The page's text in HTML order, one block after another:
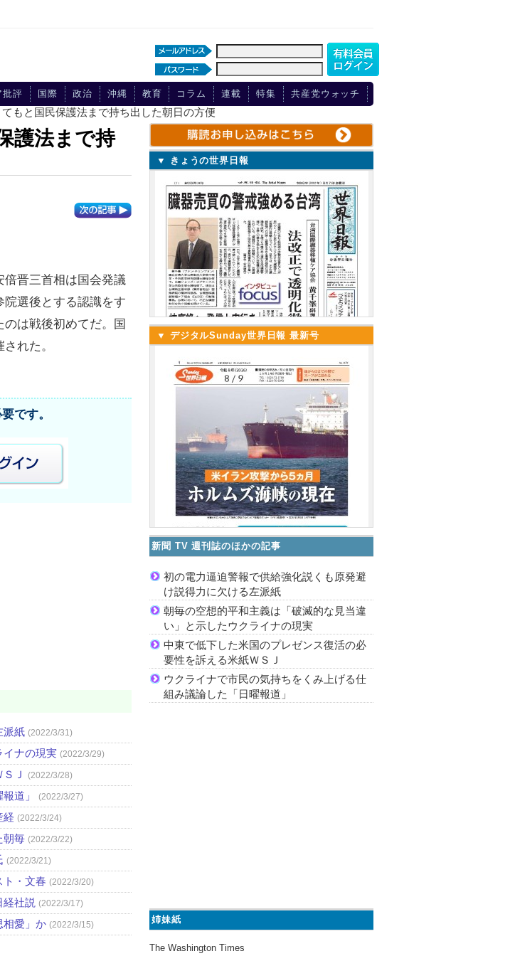
批評 国際 政治 沖縄 教育 コラム 連載 特集 共産党ウォッチ
もと国民保護法まで持ち出した朝日の方便
護法まで持
晋三首相は国会発議
院選後とする認識をす
は戦後初めてだ。国
れた。
です。
派紙 (2022/3/31)
ナの現実 (2022/3/29)
Ｊ (2022/3/28)
道」 (2022/3/27)
経 (2022/3/24)
朝毎 (2022/3/22)
(2022/3/21)
ト・文春 (2022/3/20)
社説 (2022/3/17)
相愛」か (2022/3/15)
▼ きょうの世界日報
▼ デジタルSunday世界日報 最新号
新聞 TV 週刊誌のほかの記事
初の電力逼迫警報で供給強化説くも原発避
け説得力に欠ける左派紙
朝毎の空想的平和主義は「破滅的な見当違
い」と示したウクライナの現実
中東で低下した米国のプレゼンス復活の必
要性を訴える米紙ＷＳＪ
ウクライナで市民の気持ちをくみ上げる仕
組み議論した「日曜報道」
姉妹紙
The Washington Times